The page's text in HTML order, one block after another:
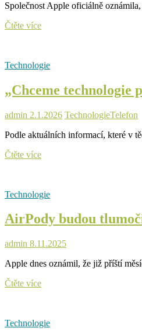
Společnost Apple oficiálně
Čtěte víceApple
AirPods
3
nově
funkci
Sluchadlo
bez
Technologie
„Chceme technologie
admin 2.1.2026 TechnologieTelefon
Podle aktuálních informací, které v
Čtěte více„Chceme
říká
Jolly
k
úspěchu
nového
telefonu
Technologie
AirPody budou
admin 8.11.2025
Apple dnes oznámil, že již příští
Čtěte víceAirPody
v
Technologie